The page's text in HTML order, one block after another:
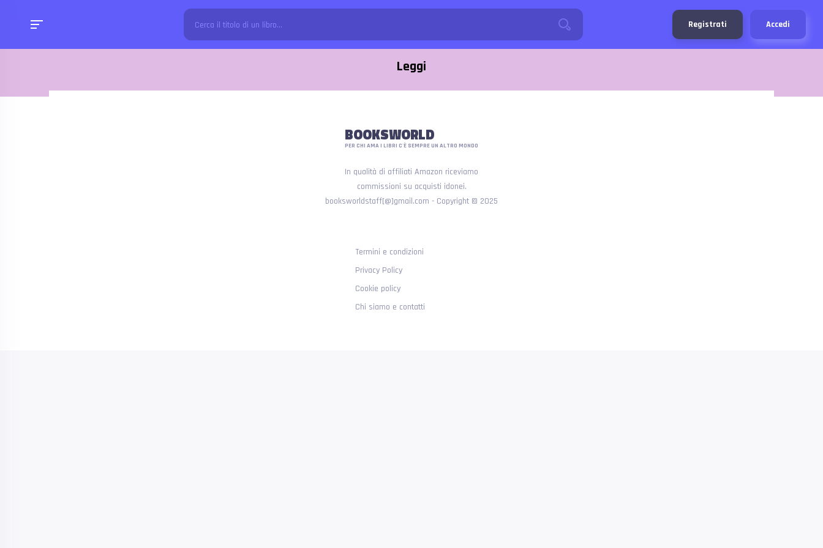
Registrati Accedi
Leggi
BOOKSWORLD
PER CHI AMA I LIBRI C'È SEMPRE UN ALTRO MONDO
In qualità di affiliati Amazon riceviamo
commissioni su acquisti idonei.
booksworldstaff[@]gmail.com - Copyright © 2025
Termini e condizioni
Privacy Policy
Cookie policy
Chi siamo e contatti